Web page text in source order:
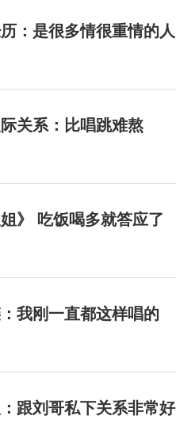
：是很多情很重情的人
关系：比唱跳难熬
》 吃饭喝多就答应了
我刚一直都这样唱的
跟刘哥私下关系非常好